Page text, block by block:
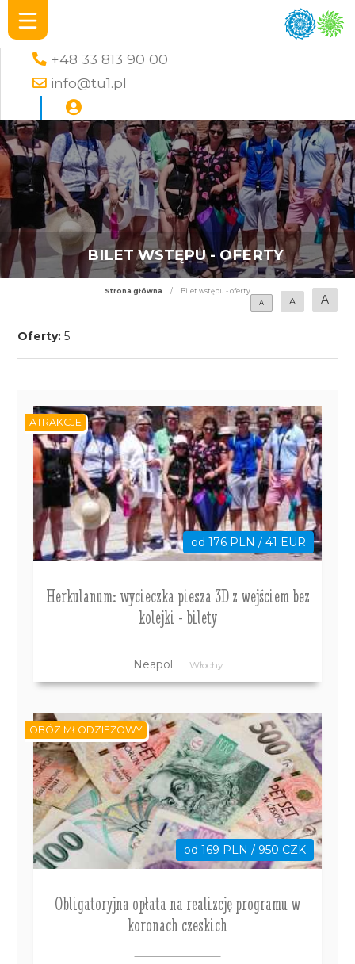
+48 33 813 90 00
info@tu1.pl
BILET WSTĘPU - OFERTY
Strona główna /
Bilet wstępu - oferty
A
A A
Oferty: 5
od 176 PLN / 41 EUR
Herkulanum: wycieczka piesza 3D z wejściem bez
kolejki - bilety
Neapol Włochy
ATRAKCJE
od 169 PLN / 950 CZK
Obligatoryjna opłata na realizcję programu w
koronach czeskich
OBÓZ MŁODZIEŻOWY